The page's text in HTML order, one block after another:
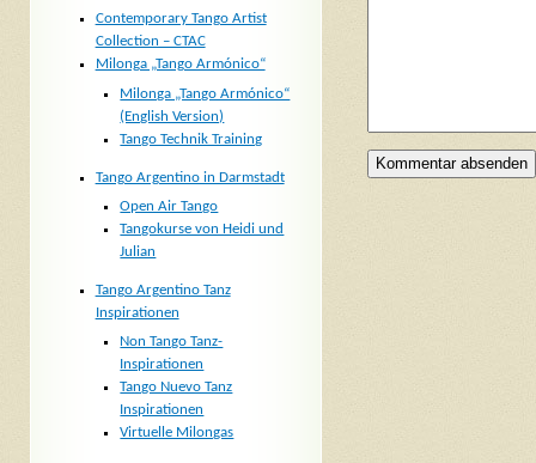
Contemporary Tango Artist
Collection – CTAC
Milonga „Tango Armónico“
Milonga „Tango Armónico“
(English Version)
Tango Technik Training
Tango Argentino in Darmstadt
Open Air Tango
Tangokurse von Heidi und
Julian
Tango Argentino Tanz
Inspirationen
Non Tango Tanz-
Inspirationen
Tango Nuevo Tanz
Inspirationen
Virtuelle Milongas